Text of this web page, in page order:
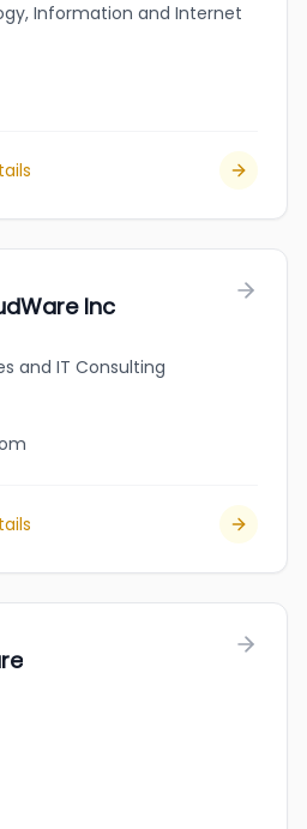
Information and Internet
Inc
and IT Consulting